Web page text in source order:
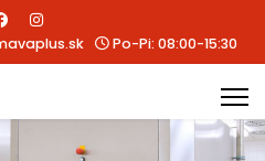
Po-Pi: 08:00-15:30